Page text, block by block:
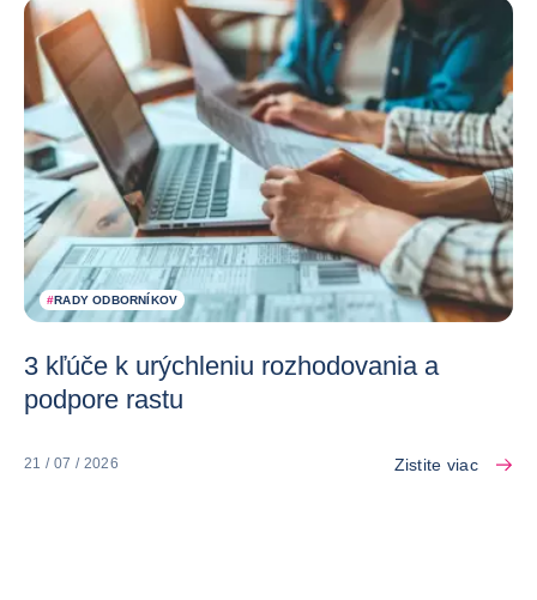
#RADY ODBORNÍKOV
3 kľúče k urýchleniu rozhodovania a
podpore rastu
21 / 07 / 2026 Zistite viac